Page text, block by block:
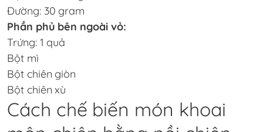
Đường: 30 gram
Phần phủ bên ngoài vỏ:
Trứng: 1 quả
Bột mì
Bột chiên giòn
Bột chiên xù
Cách chế biến món khoai